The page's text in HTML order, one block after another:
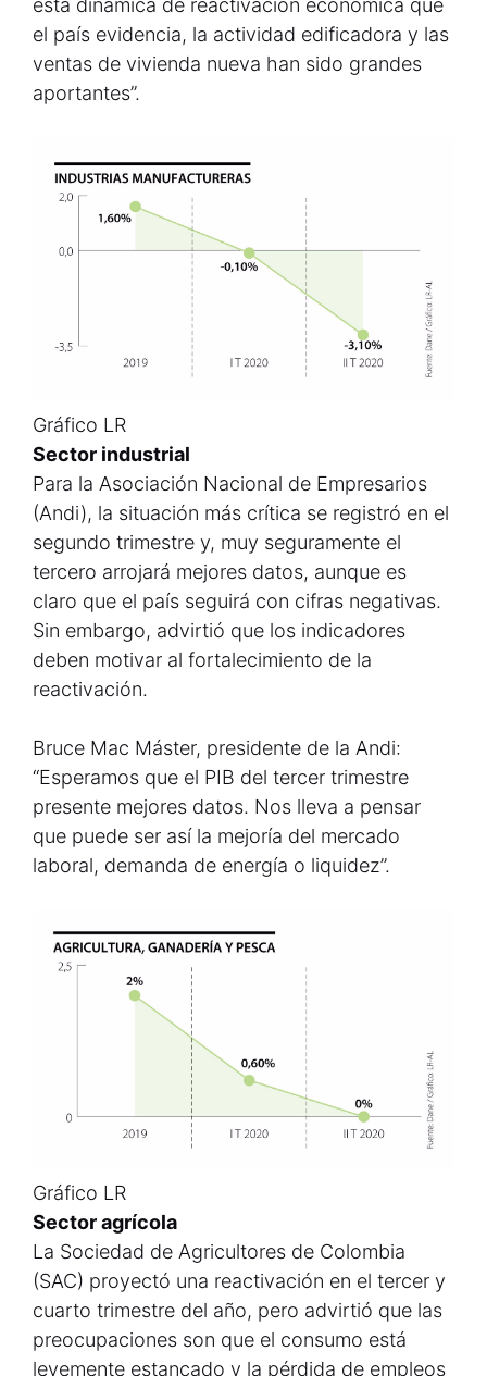
esta dinámica de reactivación económica que
el país evidencia, la actividad edificadora y las
ventas de vivienda nueva han sido grandes
aportantes”.
Gráfico LR
Sector industrial
Para la Asociación Nacional de Empresarios
(Andi), la situación más crítica se registró en el
segundo trimestre y, muy seguramente el
tercero arrojará mejores datos, aunque es
claro que el país seguirá con cifras negativas.
Sin embargo, advirtió que los indicadores
deben motivar al fortalecimiento de la
reactivación.
Bruce Mac Máster, presidente de la Andi:
“Esperamos que el PIB del tercer trimestre
presente mejores datos. Nos lleva a pensar
que puede ser así la mejoría del mercado
laboral, demanda de energía o liquidez”.
Gráfico LR
Sector agrícola
La Sociedad de Agricultores de Colombia
(SAC) proyectó una reactivación en el tercer y
cuarto trimestre del año, pero advirtió que las
preocupaciones son que el consumo está
levemente estancado y la pérdida de empleos